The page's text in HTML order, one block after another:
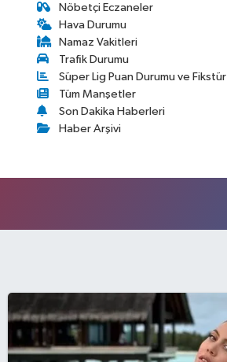
Nöbetçi Eczaneler
Hava Durumu
Namaz Vakitleri
Trafik Durumu
Süper Lig Puan Durumu ve Fikstür
Tüm Manşetler
Son Dakika Haberleri
Haber Arşivi